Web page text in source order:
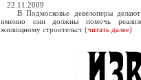
22.11.2009
В Подмосковье девелоперы делают
именно они должны помочь
жилищному строительст (читать далее)